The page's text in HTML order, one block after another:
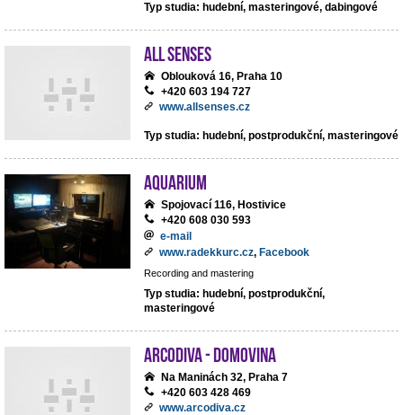
Typ studia: hudební, masteringové, dabingové
All Senses
Oblouková 16, Praha 10
+420 603 194 727
www.allsenses.cz
Typ studia: hudební, postprodukční, masteringové
Aquarium
Spojovací 116, Hostivice
+420 608 030 593
e-mail
www.radekkurc.cz, Facebook
Recording and mastering
Typ studia: hudební, postprodukční,
masteringové
ArcoDiva - Domovina
Na Maninách 32, Praha 7
+420 603 428 469
www.arcodiva.cz